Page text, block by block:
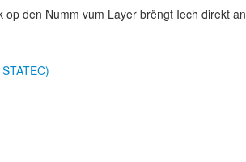
den Numm vum Layer brëngt Iech direkt